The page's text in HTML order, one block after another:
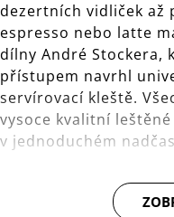
dezertních vidliček až
espresso nebo latte
dílny André Stockera,
přístupem navrhl
servírovací kleště.
vysoce kvalitní
v jednoduchém
Materiál: vysoce
Cromargan®.